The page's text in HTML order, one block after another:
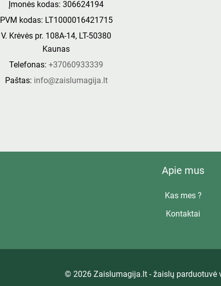
Įmonės kodas: 306624194
PVM kodas: LT1000016421715
V. Krėvės pr. 108A-14, LT-50380
Kaunas
Telefonas:+37060933339
Paštas: info@zaislumagija.lt
Apie mus
Kas mes ?
Kontaktai
© 2026 Zaislumagija.lt - žaislų parduotuvė